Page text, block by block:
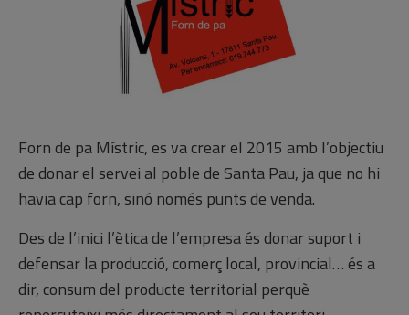
Forn de pa Místric, es va crear el 2015 amb l’objectiu
de donar el servei al poble de Santa Pau, ja que no hi
havia cap forn, sinó només punts de venda.
Des de l’inici l’ètica de l’empresa és donar suport i
defensar la producció, comerç local, provincial… és a
dir, consum del producte territorial perquè